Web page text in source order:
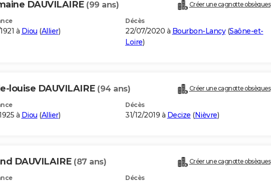
DAUVILAIRE (99 ans) Créer une cagnotte obsèques
à Diou (Allier)
Décès
22/07/2020 à Bourbon-Lancy(Saône-et-
Loire)
louise DAUVILAIRE (94 ans) Créer une cagnotte obsèques
à Diou (Allier)
Décès
31/12/2019 à Decize (Nièvre)
DAUVILAIRE (87 ans) Créer une cagnotte obsèques
Décès